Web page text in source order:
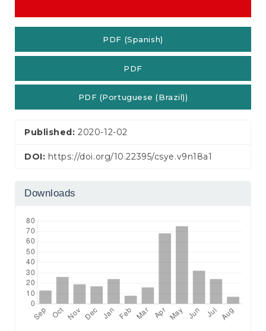
PDF (Spanish)
PDF
PDF (Portuguese (Brazil))
Published:2020-12-02
DOI: https://doi.org/10.22395/csye.v9n18a1
Downloads